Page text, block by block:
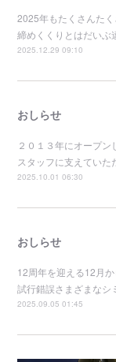
2025年もたくさんた
締めくくりとはだいぶ
2025.12.29 09:10
おしらせ
２０１３年にオープン
スタッフに支えていた
2025.10.01 06:30
おしらせ
12周年を迎える12月
試行錯誤さまざまなシ
2025.09.05 01:45